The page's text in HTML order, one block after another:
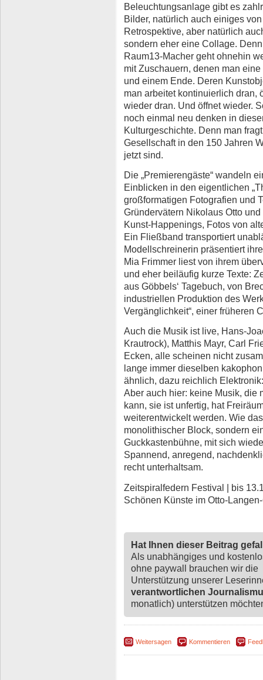
Beleuchtungsanlage gibt es
Bilder, natürlich auch einiges
Retrospektive, aber natürlich
sondern eher eine Collage.
Raum13-Macher geht ohnehin
mit Zuschauern, denen man
und einem Ende. Deren
man arbeitet kontinuierlich dran,
wieder dran. Und öffnet wieder.
noch einmal neu denken in
Kulturgeschichte. Denn man
Gesellschaft in den 150 Jahren
jetzt sind.
Die „Premierengäste“ wandeln
Einblicken in den eigentlichen
großformatigen Fotografien und
Gründervätern Nikolaus Otto
Kunst-Happenings, Fotos von
Ein Fließband transportiert
Modellschreinerin präsentiert
Mia Frimmer liest von ihrem
und eher beiläufig kurze Texte:
aus Göbbels‘ Tagebuch, von
industriellen Produktion des
Vergänglichkeit“, einer früheren
Auch die Musik ist live, Hans-
Krautrock), Matthis Mayr, Carl
Ecken, alle scheinen nicht
lange immer dieselben
ähnlich, dazu reichlich
Aber auch hier: keine Musik, die
kann, sie ist unfertig, hat
weiterentwickelt werden. Wie
monolithischer Block, sondern
Guckkastenbühne, mit sich
Spannend, anregend,
recht unterhaltsam.
Zeitspiralfedern Festival | bis
Schönen Künste im Otto-
Hat Ihnen dieser Beitrag
Als unabhängiges und
ohne paywall brauchen wir die
Unterstützung unserer
verantwortlichen
monatlich) unterstützen
Weitersagen Kommentieren